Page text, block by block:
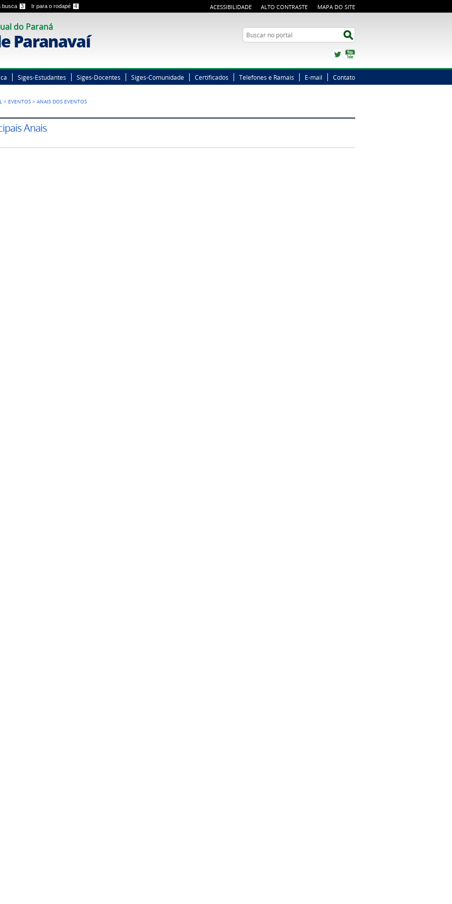
busca 3 Ir para o rodapé 4 ACESSIBILIDADE ALTO CONTRASTE MAPA DO SITE
do Paraná
Paranavaí Busca
Twitter
Siges-Estudantes Siges-Docentes Siges-Comunidade Certificados Telefones e Ramais E-mail Contato
> EVENTOS >ANAIS DOS EVENTOS
Anais